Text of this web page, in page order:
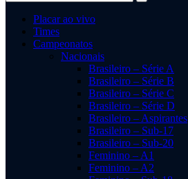
Placar ao vivo
Times
Campeonatos
Nacionais
Brasileiro – Série A
Brasileiro – Série B
Brasileiro – Série C
Brasileiro – Série D
Brasileiro – Aspirantes
Brasileiro – Sub-17
Brasileiro – Sub-20
Feminino – A1
Feminino – A2